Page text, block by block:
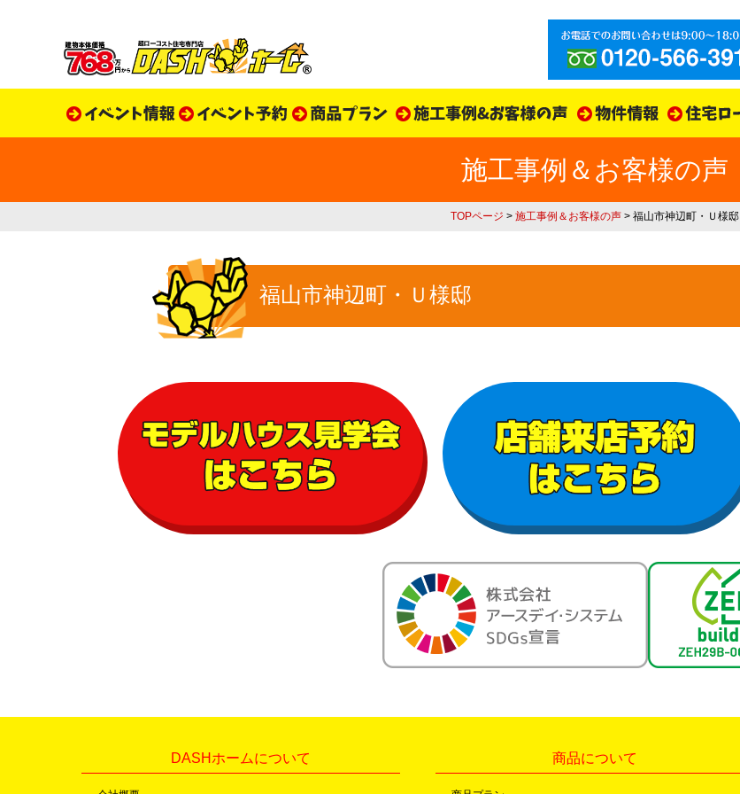
施工事例＆お客様の声
TOPページ > 施工事例＆お客様の声 > 福山市神辺町・Ｕ様邸
福山市神辺町・Ｕ様邸
DASHホームについて 商品について